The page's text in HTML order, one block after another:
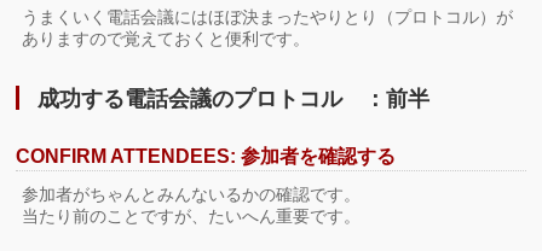
うまくいく電話会議にはほぼ決まったやりとり（プロトコル）が
ありますので覚えておくと便利です。
成功する電話会議のプロトコル ：前半
CONFIRM ATTENDEES: 参加者を確認する
参加者がちゃんとみんないるかの確認です。
当たり前のことですが、たいへん重要です。